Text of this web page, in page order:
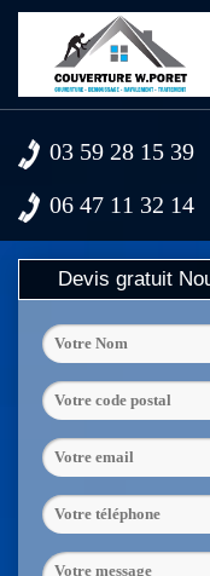
03 59 28 15 39
06 47 11 32 14
Devis gratuit